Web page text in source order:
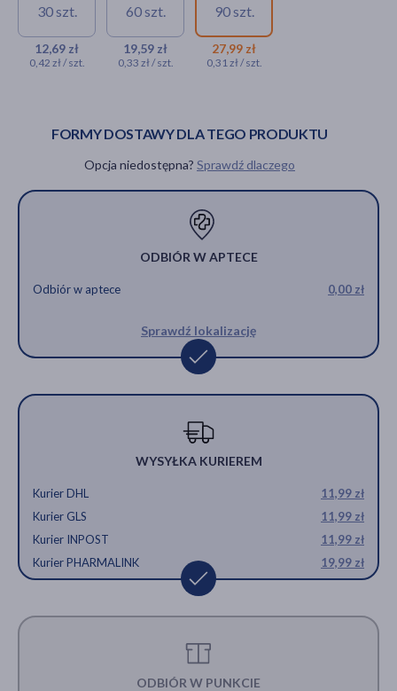
Hit
30 szt.
12,69 zł
0,42 zł / szt.
Melatonina Biofarm, 5 mg,
tabletki, 30 szt.
60 szt.
19,59 zł
0,33 zł / szt.
Melatonina Biofarm, 5
mg, tabletki, 60 szt.
90 szt.
27,99 zł
0,31 zł / szt.
FORMY DOSTAWY DLA TEGO PRODUKTU
Opcja niedostępna? Sprawdź dlaczego
ODBIÓR W APTECE
Odbiór w aptece 0,00 zł
Sprawdź lokalizację
WYSYŁKA KURIEREM
Kurier DHL
11,99 zł
Kurier GLS
11,99 zł
Kurier INPOST
11,99 zł
Kurier PHARMALINK
19,99 zł
ODBIÓR W PUNKCIE